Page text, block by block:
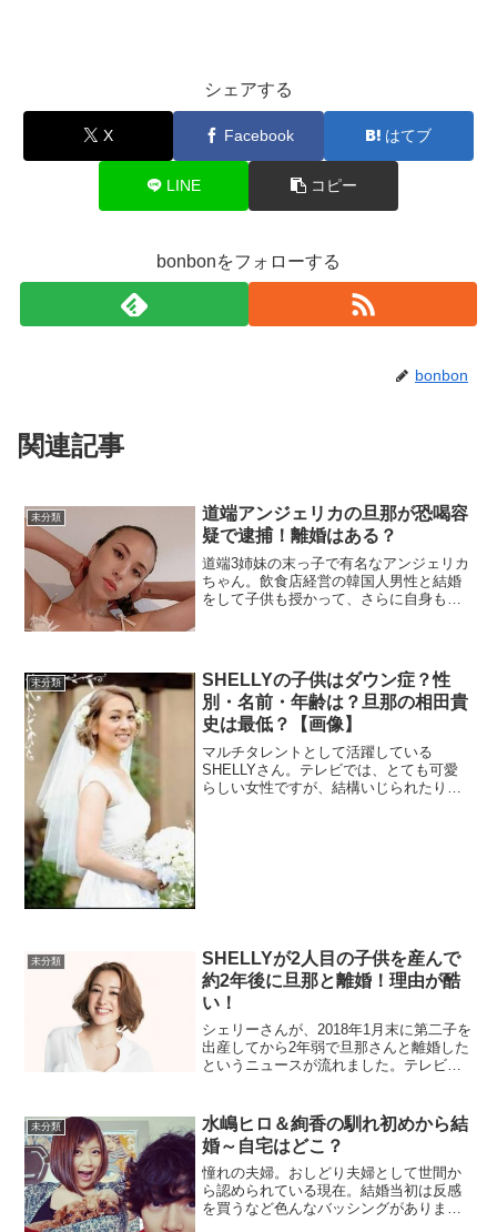
シェアする
X Facebook はてブ
LINE コピー
bonbonをフォローする
bonbon
関連記事
未分類
道端アンジェリカの旦那が恐喝容
疑で逮捕！離婚はある？
道端3姉妹の末っ子で有名なアンジェリカ
ちゃん。飲食店経営の韓国人男性と結婚
をして子供も授かって、さらに自身もオ
た。旦那の職業と今回の...
未分類
SHELLYの子供はダウン症？性
別・名前・年齢は？旦那の相田貴
史は最低？【画像】
マルチタレントとして活躍している
SHELLYさん。テレビでは、とても可愛
らしい女性ですが、結構いじられたり。
未分類
SHELLYが2人目の子供を産んで
約2年後に旦那と離婚！理由が酷
い！
シェリーさんが、2018年1月末に第二子を
出産してから2年弱で旦那さんと離婚した
というニュースが流れました。テレビで
は、シェリーさんが何故、旦那さんと離
婚をしたのかをま...
未分類
水嶋ヒロ＆絢香の馴れ初めから結
婚～自宅はどこ？
憧れの夫婦。おしどり夫婦として世間か
ら認められている現在。結婚当初は反感
を買うなど色んなバッシングがありまし